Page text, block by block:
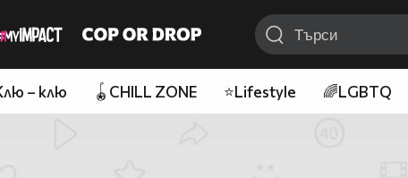
– клю 🪀CHILL ZONE ⭐Lifestyle 🌈LGBTQ